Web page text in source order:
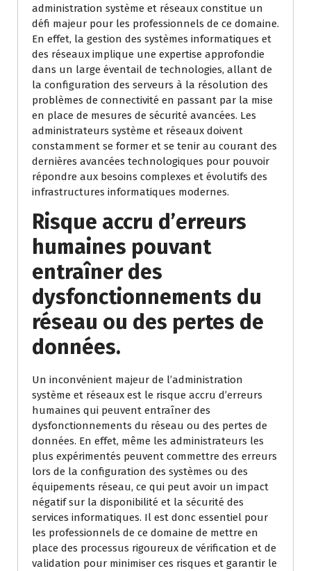
administration système et réseaux constitue un
défi majeur pour les professionnels de ce domaine.
En effet, la gestion des systèmes informatiques et
des réseaux implique une expertise approfondie
dans un large éventail de technologies, allant de
la configuration des serveurs à la résolution des
problèmes de connectivité en passant par la mise
en place de mesures de sécurité avancées. Les
administrateurs système et réseaux doivent
constamment se former et se tenir au courant des
dernières avancées technologiques pour pouvoir
répondre aux besoins complexes et évolutifs des
infrastructures informatiques modernes.
Risque accru d’erreurs
humaines pouvant
entraîner des
dysfonctionnements du
réseau ou des pertes de
données.
Un inconvénient majeur de l’administration
système et réseaux est le risque accru d’erreurs
humaines qui peuvent entraîner des
dysfonctionnements du réseau ou des pertes de
données. En effet, même les administrateurs les
plus expérimentés peuvent commettre des erreurs
lors de la configuration des systèmes ou des
équipements réseau, ce qui peut avoir un impact
négatif sur la disponibilité et la sécurité des
services informatiques. Il est donc essentiel pour
les professionnels de ce domaine de mettre en
place des processus rigoureux de vérification et de
validation pour minimiser ces risques et garantir le